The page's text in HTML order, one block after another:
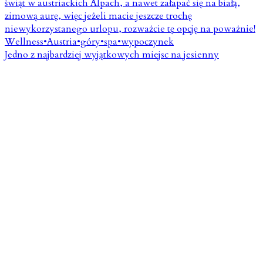
Jedno z najbardziej wyjątkowych miejsc na jesienny